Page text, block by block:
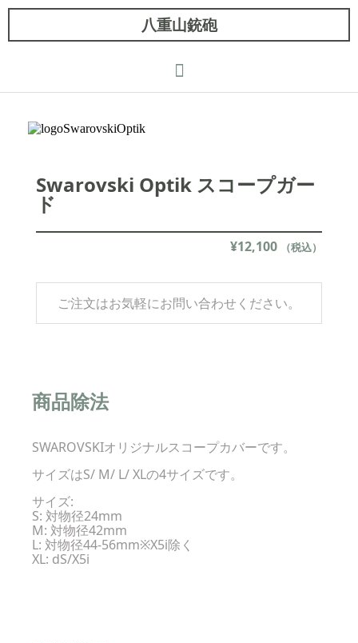
八重山銃砲
Swarovski Optik スコープガー
ド
¥12,100 （税込）
ご注文はお気軽にお問い合わせください。
商品除法
SWAROVSKIオリジナルスコープカバーです。
サイズはS/ M/ L/ XLの4サイズです。
サイズ:
S: 対物径24mm
M: 対物径42mm
L: 対物径44-56mm※X5i除く
XL: dS/X5i